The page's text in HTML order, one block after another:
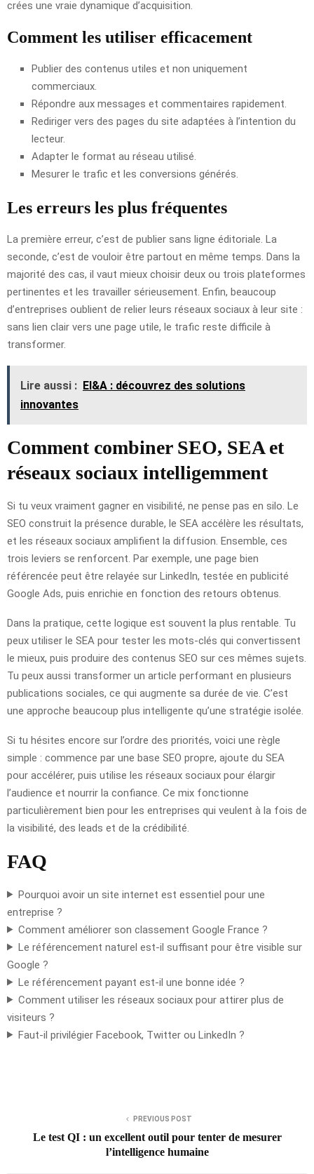
crées une vraie dynamique d’acquisition.
Comment les utiliser efficacement
Publier des contenus utiles et non uniquement
commerciaux.
Répondre aux messages et commentaires rapidement.
Rediriger vers des pages du site adaptées à l’intention du
lecteur.
Adapter le format au réseau utilisé.
Mesurer le trafic et les conversions générés.
Les erreurs les plus fréquentes
La première erreur, c’est de publier sans ligne éditoriale. La
seconde, c’est de vouloir être partout en même temps. Dans la
majorité des cas, il vaut mieux choisir deux ou trois plateformes
pertinentes et les travailler sérieusement. Enfin, beaucoup
d’entreprises oublient de relier leurs réseaux sociaux à leur site :
sans lien clair vers une page utile, le trafic reste difficile à
transformer.
Lire aussi : EI&A : découvrez des solutions
innovantes
Comment combiner SEO, SEA et
réseaux sociaux intelligemment
Si tu veux vraiment gagner en visibilité, ne pense pas en silo. Le
SEO construit la présence durable, le SEA accélère les résultats,
et les réseaux sociaux amplifient la diffusion. Ensemble, ces
trois leviers se renforcent. Par exemple, une page bien
référencée peut être relayée sur LinkedIn, testée en publicité
Google Ads, puis enrichie en fonction des retours obtenus.
Dans la pratique, cette logique est souvent la plus rentable. Tu
peux utiliser le SEA pour tester les mots-clés qui convertissent
le mieux, puis produire des contenus SEO sur ces mêmes sujets.
Tu peux aussi transformer un article performant en plusieurs
publications sociales, ce qui augmente sa durée de vie. C’est
une approche beaucoup plus intelligente qu’une stratégie isolée.
Si tu hésites encore sur l’ordre des priorités, voici une règle
simple : commence par une base SEO propre, ajoute du SEA
pour accélérer, puis utilise les réseaux sociaux pour élargir
l’audience et nourrir la confiance. Ce mix fonctionne
particulièrement bien pour les entreprises qui veulent à la fois de
la visibilité, des leads et de la crédibilité.
FAQ
Pourquoi avoir un site internet est essentiel pour une
entreprise ?
Comment améliorer son classement Google France ?
Le référencement naturel est-il suffisant pour être visible sur
Google ?
Le référencement payant est-il une bonne idée ?
Comment utiliser les réseaux sociaux pour attirer plus de
visiteurs ?
Faut-il privilégier Facebook, Twitter ou LinkedIn ?
PREVIOUS POST
Le test QI : un excellent outil pour tenter de mesurer
l’intelligence humaine